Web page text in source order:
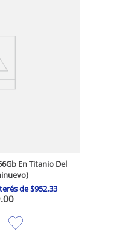
En Titanio Del
de$952.33
.00